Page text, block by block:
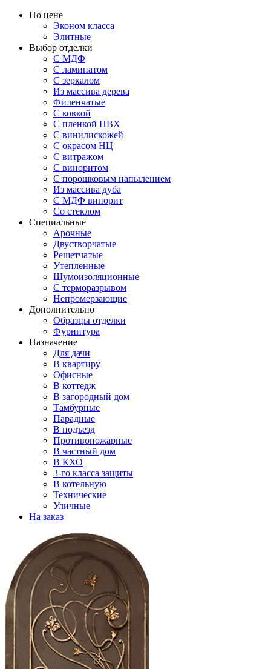
По цене
Эконом класса
Элитные
Выбор отделки
С МДФ
С ламинатом
С зеркалом
Из массива дерева
Филенчатые
С ковкой
С пленкой ПВХ
С винилискожей
С окрасом НЦ
С витражом
С виноритом
С порошковым напылением
Из массива дуба
С МДФ винорит
Со стеклом
Специальные
Арочные
Двустворчатые
Решетчатые
Утепленные
Шумоизоляционные
С терморазрывом
Непромерзающие
Дополнительно
Образцы отделки
Фурнитура
Назначение
Для дачи
В квартиру
Офисные
В коттедж
В загородный дом
Тамбурные
Парадные
В подъезд
Противопожарные
В частный дом
В КХО
3-го класса защиты
В котельную
Технические
Уличные
На заказ